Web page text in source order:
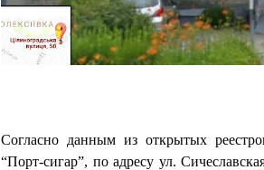
Согласно данным из открытых
“Порт-сигар”, по адресу ул.